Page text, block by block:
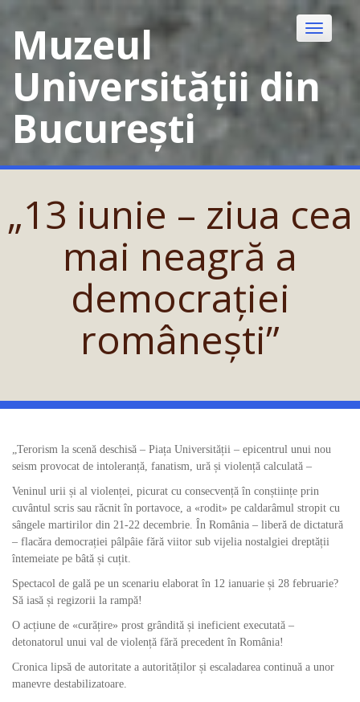
contentMuzeul
Universității din
București
Toggle
„13 iunie – ziua cea
mai neagră a
democrației
românești”
„Terorism la scenă deschisă – Piața Universității – epicentrul unui nou
seism provocat de intoleranță, fanatism, ură și violență calculată –
Veninul urii și al violenței, picurat cu consecvență în conștiințe prin
cuvântul scris sau răcnit în portavoce, a «rodit» pe caldarâmul stropit cu
sângele martirilor din 21-22 decembrie. În România – liberă de dictatură
– flacăra democrației pâlpâie fără viitor sub vijelia nostalgiei dreptății
întemeiate pe bâtă și cuțit.
Spectacol de gală pe un scenariu elaborat în 12 ianuarie și 28 februarie?
Să iasă și regizorii la rampă!
O acțiune de «curățire» prost grândită și ineficient executată –
detonatorul unui val de violență fără precedent în România!
Cronica lipsă de autoritate a autorităților și escaladarea continuă a unor
manevre destabilizatoare.